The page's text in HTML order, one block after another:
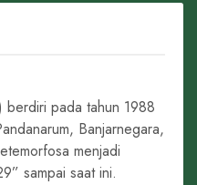
berdiri pada tahun 1988
Banjarnegara,
menjadi
sampai saat ini.